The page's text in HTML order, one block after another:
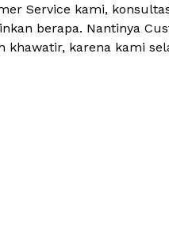
Service kami,
berapa. Nantinya
khawatir, karena kami